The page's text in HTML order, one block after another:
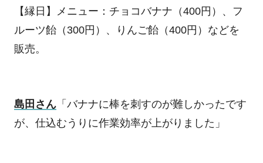
【縁日】メニュー：チョコバナナ（400円）、フ
ルーツ飴（ 300円）、りんご飴（400円）などを
販売。
島田さん「バナナに棒を刺すのが難しかったです
が、仕込むうりに作業効率が上がりました」